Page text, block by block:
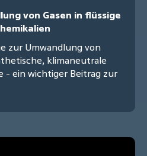
von Gasen in flüssige
zur Umwandlung von
klimaneutrale
ein wichtiger Beitrag zur